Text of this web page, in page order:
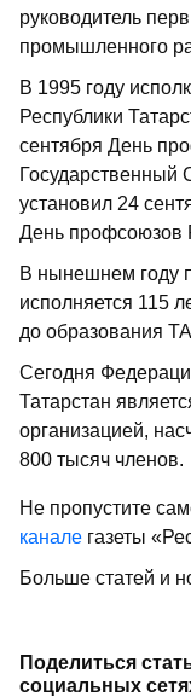
руководитель
промышленного
В 1995 году
Республики
сентября День
Государственный
установил 24
День профсоюзов
В нынешнем году
исполняется 115
до образования
Сегодня
Татарстан
организацией,
800 тысяч членов.
Не пропустите
канале газеты
Больше статей и
Поделиться
социальных